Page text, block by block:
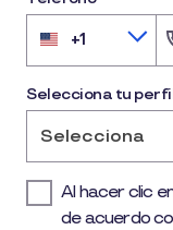
United
+1
Selecciona tu
Selecciona
Al hacer clic
de acuerdo